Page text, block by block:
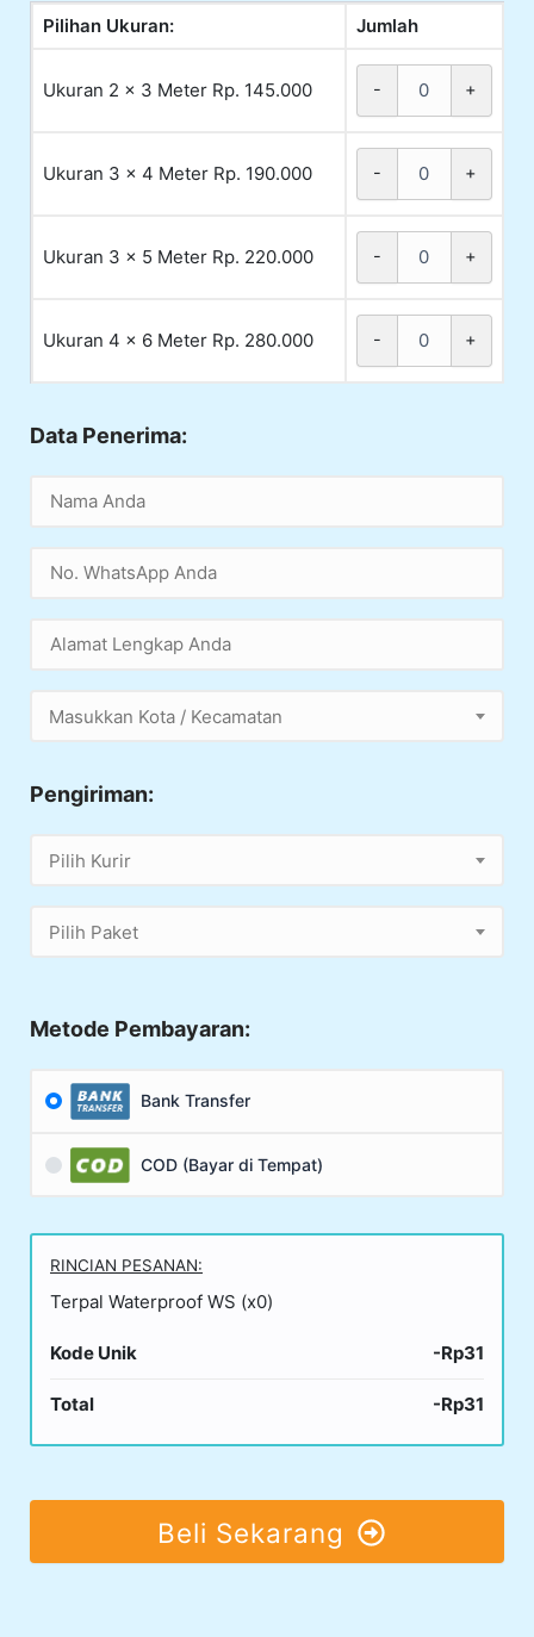
Pilihan Ukuran: Jumlah
Ukuran 2 x 3 Meter Rp. 145.000 - +
Ukuran 3 x 4 Meter Rp. 190.000 - +
Ukuran 3 x 5 Meter Rp. 220.000 - +
Ukuran 4 x 6 Meter Rp. 280.000 - +
Data Penerima:
Masukkan Kota / Kecamatan
Pengiriman:
Pilih Kurir
Pilih Paket
Metode Pembayaran:
Bank Transfer
COD (Bayar di Tempat)
RINCIAN PESANAN:
Terpal Waterproof WS (x0)
Kode Unik -Rp31
Total -Rp31
Beli Sekarang